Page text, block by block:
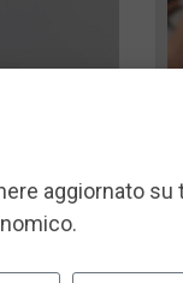
aggiornato su